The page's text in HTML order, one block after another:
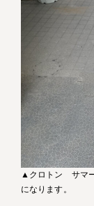
▲クロトン サマ
になります。